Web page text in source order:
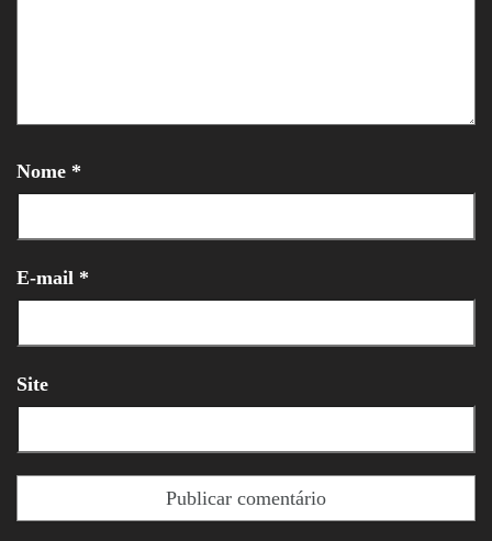
Nome *
E-mail *
Site